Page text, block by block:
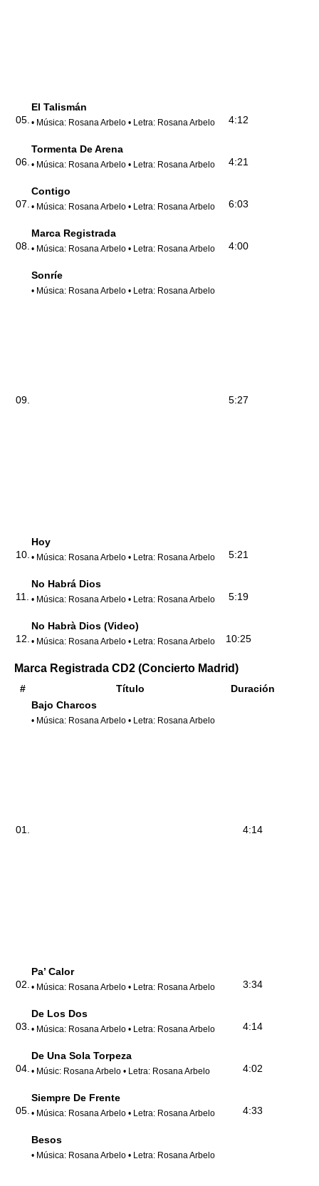
05.
El Talismán
• Música: Rosana Arbelo • Letra: Rosana Arbelo 4:12
06.
Tormenta De Arena
• Música: Rosana Arbelo • Letra: Rosana Arbelo 4:21
07.
Contigo
• Música: Rosana Arbelo • Letra: Rosana Arbelo 6:03
08.
Marca Registrada
• Música: Rosana Arbelo • Letra: Rosana Arbelo 4:00
09.
Sonríe
• Música: Rosana Arbelo • Letra: Rosana Arbelo
5:27
10.
Hoy
• Música: Rosana Arbelo • Letra: Rosana Arbelo 5:21
11.
No Habrá Dios
• Música: Rosana Arbelo • Letra: Rosana Arbelo 5:19
12.
No Habrà Dios (Video)
• Música: Rosana Arbelo • Letra: Rosana Arbelo 10:25
Marca Registrada CD2 (Concierto Madrid)
# Título Duración
01.
Bajo Charcos
• Música: Rosana Arbelo • Letra: Rosana Arbelo
4:14
02.
Pa’ Calor
• Música: Rosana Arbelo • Letra: Rosana Arbelo 3:34
03.
De Los Dos
• Música: Rosana Arbelo • Letra: Rosana Arbelo 4:14
04.
De Una Sola Torpeza
• Músic: Rosana Arbelo • Letra: Rosana Arbelo 4:02
05.
Siempre De Frente
• Música: Rosana Arbelo • Letra: Rosana Arbelo 4:33
Besos
• Música: Rosana Arbelo • Letra: Rosana Arbelo